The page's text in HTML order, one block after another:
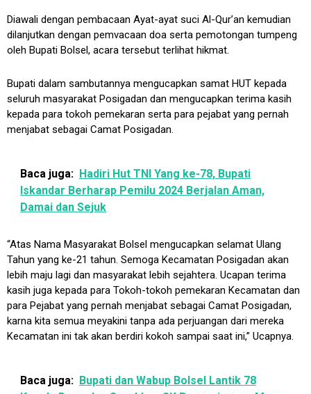
Diawali dengan pembacaan Ayat-ayat suci Al-Qur’an kemudian
dilanjutkan dengan pemvacaan doa serta pemotongan tumpeng
oleh Bupati Bolsel, acara tersebut terlihat hikmat.
Bupati dalam sambutannya mengucapkan samat HUT kepada
seluruh masyarakat Posigadan dan mengucapkan terima kasih
kepada para tokoh pemekaran serta para pejabat yang pernah
menjabat sebagai Camat Posigadan.
Baca juga: Hadiri Hut TNI Yang ke-78, Bupati
Iskandar Berharap Pemilu 2024 Berjalan Aman,
Damai dan Sejuk
“Atas Nama Masyarakat Bolsel mengucapkan selamat Ulang
Tahun yang ke-21 tahun. Semoga Kecamatan Posigadan akan
lebih maju lagi dan masyarakat lebih sejahtera. Ucapan terima
kasih juga kepada para Tokoh-tokoh pemekaran Kecamatan dan
para Pejabat yang pernah menjabat sebagai Camat Posigadan,
karna kita semua meyakini tanpa ada perjuangan dari mereka
Kecamatan ini tak akan berdiri kokoh sampai saat ini,” Ucapnya.
Baca juga: Bupati dan Wabup Bolsel Lantik 78